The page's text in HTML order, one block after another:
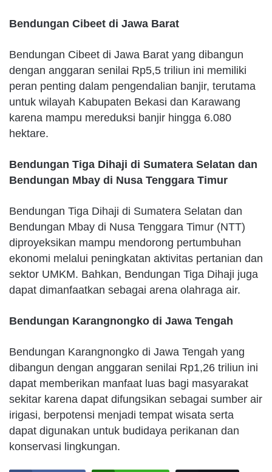
Bendungan Cibeet di Jawa Barat
Bendungan Cibeet di Jawa Barat yang dibangun
dengan anggaran senilai Rp5,5 triliun ini memiliki
peran penting dalam pengendalian banjir, terutama
untuk wilayah Kabupaten Bekasi dan Karawang
karena mampu mereduksi banjir hingga 6.080
hektare.
Bendungan Tiga Dihaji di Sumatera Selatan dan
Bendungan Mbay di Nusa Tenggara Timur
Bendungan Tiga Dihaji di Sumatera Selatan dan
Bendungan Mbay di Nusa Tenggara Timur (NTT)
diproyeksikan mampu mendorong pertumbuhan
ekonomi melalui peningkatan aktivitas pertanian dan
sektor UMKM. Bahkan, Bendungan Tiga Dihaji juga
dapat dimanfaatkan sebagai arena olahraga air.
Bendungan Karangnongko di Jawa Tengah
Bendungan Karangnongko di Jawa Tengah yang
dibangun dengan anggaran senilai Rp1,26 triliun ini
dapat memberikan manfaat luas bagi masyarakat
sekitar karena dapat difungsikan sebagai sumber air
irigasi, berpotensi menjadi tempat wisata serta
dapat digunakan untuk budidaya perikanan dan
konservasi lingkungan.